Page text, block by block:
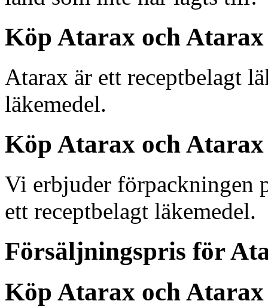
Köp Atarax och
Atarax är ett receptbelagt
läkemedel.
Köp Atarax och
Vi erbjuder förpackningen
ett receptbelagt läkemedel.
Försäljningspris för
Köp Atarax och